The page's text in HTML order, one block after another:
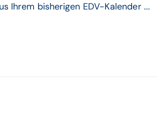
Ihrem bisherigen EDV-Kalender ...